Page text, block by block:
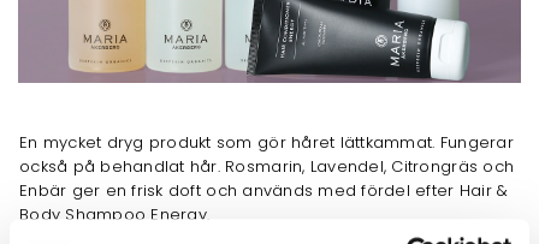
En mycket dryg produkt som gör håret lättkammat. Fungerar
också på behandlat hår. Rosmarin, Lavendel, Citrongräs och
Enbär ger en frisk doft och används med fördel efter Hair &
Body Shampoo Energy.